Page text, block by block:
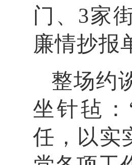
门、3家
廉情抄报
整场约
坐针毡
任，以实